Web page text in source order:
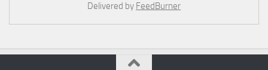
Delivered by FeedBurner